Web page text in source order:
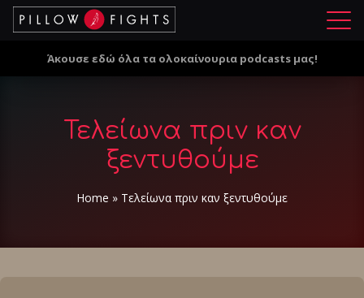
Μ
ο
Άκουσε εδώ όλα τα ολοκαίνουρια podcasts μας!
Τελείωνα πριν καν
ξεντυθούμε
Home » Τελείωνα πριν καν ξεντυθούμε